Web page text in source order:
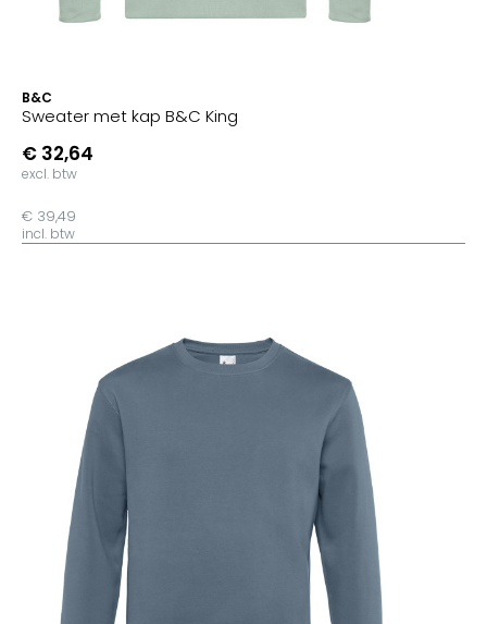
B&C
Sweater met kap B&C King
€ 32,64
excl. btw
€ 39,49
incl. btw